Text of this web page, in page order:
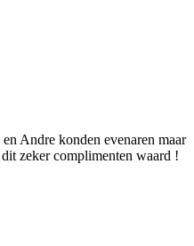
Andre konden evenaren maar
zeker complimenten waard !